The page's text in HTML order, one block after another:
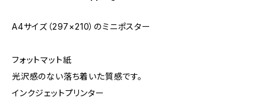
A4サイズ（297×210）のミニポスター
フォットマット紙
光沢感のない落ち着いた質感です。
インクジェットプリンター